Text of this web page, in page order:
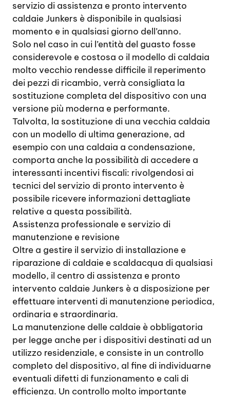
servizio di assistenza e pronto intervento
caldaie Junkers è disponibile in qualsiasi
momento e in qualsiasi giorno dell’anno.
Solo nel caso in cui l’entità del guasto fosse
considerevole e costosa o il modello di caldaia
molto vecchio rendesse difficile il reperimento
dei pezzi di ricambio, verrà consigliata la
sostituzione completa del dispositivo con una
versione più moderna e performante.
Talvolta, la sostituzione di una vecchia caldaia
con un modello di ultima generazione, ad
esempio con una caldaia a condensazione,
comporta anche la possibilità di accedere a
interessanti incentivi fiscali: rivolgendosi ai
tecnici del servizio di pronto intervento è
possibile ricevere informazioni dettagliate
relative a questa possibilità.
Assistenza professionale e servizio di
manutenzione e revisione
Oltre a gestire il servizio di installazione e
riparazione di caldaie e scaldacqua di qualsiasi
modello, il centro di assistenza e pronto
intervento caldaie Junkers è a disposizione per
effettuare interventi di manutenzione periodica,
ordinaria e straordinaria.
La manutenzione delle caldaie è obbligatoria
per legge anche per i dispositivi destinati ad un
utilizzo residenziale, e consiste in un controllo
completo del dispositivo, al fine di individuarne
eventuali difetti di funzionamento e cali di
efficienza. Un controllo molto importante